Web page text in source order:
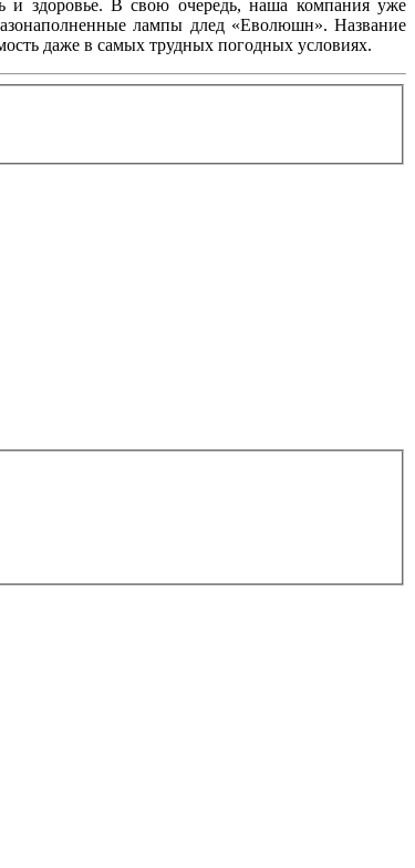
и здоровье. В свою очередь, наша компания уже
лампы длед «Еволюшн». Название
даже в самых трудных погодных условиях.